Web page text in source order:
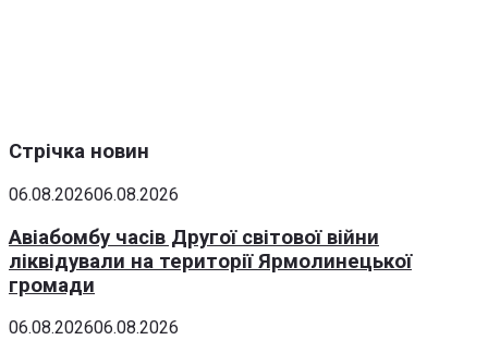
Стрічка новин
06.08.202606.08.2026
Авіабомбу часів Другої світової війни
ліквідували на території Ярмолинецької
громади
06.08.202606.08.2026